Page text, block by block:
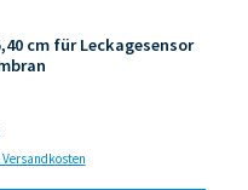
cm für Leckagesensor
Preis: